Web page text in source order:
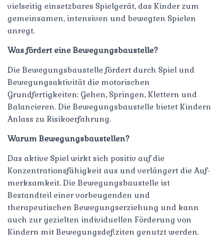
vielseitig einsetzbares Spielgerät, das Kinder zum
gemeinsamen, intensiven und bewegten Spielen
anregt.
Was fördert eine Bewegungsbaustelle?
Die Bewegungsbaustelle fördert durch Spiel und
Bewegungsaktivität die motorischen
Grundfertigkeiten: Gehen, Springen, Klettern und
Balancieren. Die Bewegungsbaustelle bietet Kindern
Anlass zu Risikoerfahrung.
Warum Bewegungsbaustellen?
Das aktive Spiel wirkt sich positiv auf die
Konzentrationsfähigkeit aus und verlängert die Auf-
merksamkeit. Die Bewegungsbaustelle ist
Bestandteil einer vorbeugenden und
therapeutischen Bewegungserziehung und kann
auch zur gezielten individuellen Förderung von
Kindern mit Bewegungsdefiziten genutzt werden.